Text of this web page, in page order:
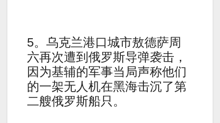
5。乌克兰港口城市敖德萨周
六再次遭到俄罗斯导弹袭击，
因为基辅的军事当局声称他们
的一架无人机在黑海击沉了第
二艘俄罗斯船只。